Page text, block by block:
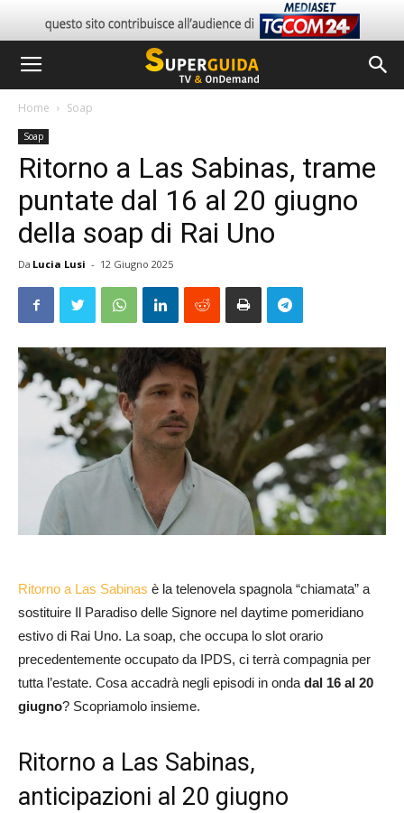
Home Soap
Soap
Ritorno a Las Sabinas, trame
puntate dal 16 al 20 giugno
della soap di Rai Uno
Da Lucia Lusi - 12 Giugno 2025
Ritorno a Las Sabinas è la telenovela spagnola “chiamata” a
sostituire Il Paradiso delle Signore nel daytime pomeridiano
estivo di Rai Uno. La soap, che occupa lo slot orario
precedentemente occupato da IPDS, ci terrà compagnia per
tutta l’estate. Cosa accadrà negli episodi in onda dal 16 al 20
giugno? Scopriamolo insieme.
Ritorno a Las Sabinas,
anticipazioni al 20 giugno